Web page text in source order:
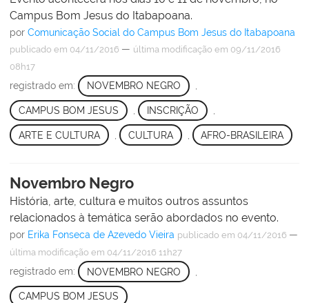
Campus Bom Jesus do Itabapoana.
por Comunicação Social do Campus Bom Jesus do Itabapoana
publicado em 04/11/2016 — última modificação em 09/11/2016
08h17
registrado em: NOVEMBRO NEGRO ,
CAMPUS BOM JESUS INSCRIÇÃO
ARTE E CULTURA CULTURA AFRO-BRASILEIRA
Novembro Negro
História, arte, cultura e muitos outros assuntos
relacionados à temática serão abordados no evento.
por Erika Fonseca de Azevedo Vieira publicado em 04/11/2016 —
última modificação em 04/11/2016 11h27
registrado em: NOVEMBRO NEGRO
CAMPUS BOM JESUS